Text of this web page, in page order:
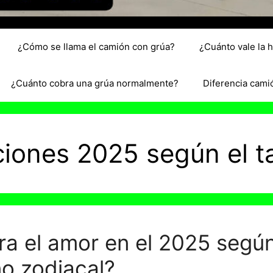
¿Cómo se llama el camión con grúa? ¿Cuánto vale la
¿Cuánto cobra una grúa normalmente? Diferencia
2025 según el
el amor en el 2025